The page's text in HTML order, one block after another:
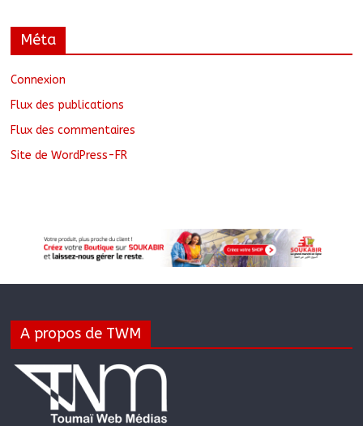
Méta
Connexion
Flux des publications
Flux des commentaires
Site de WordPress-FR
A propos de TWM